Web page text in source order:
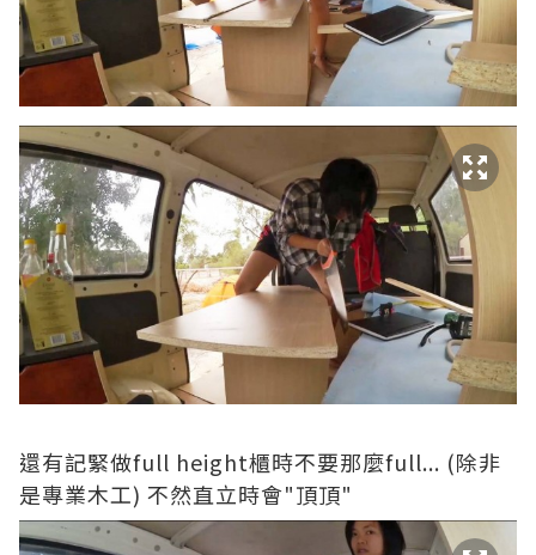
還有記緊做full height櫃時不要那麼full... (除非
是專業木工) 不然直立時會"頂頂"